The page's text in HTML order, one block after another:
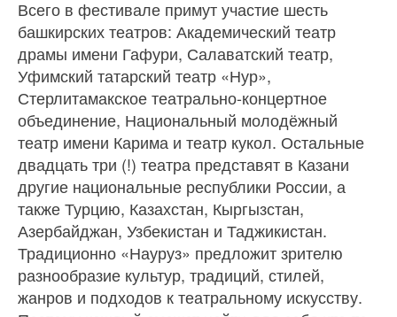
Всего в фестивале примут участие шесть
башкирских театров: Академический те­атр
драмы имени Гафури, Салаватский театр,
Уфимский татарский театр «Нур»,
Стерлитамакское театрально-концертное
объединение, Национальный молодёжный
театр имени Карима и театр кукол. Осталь­ные
двадцать три (!) театра представят в Казани
другие национальные респу­блики России, а
также Турцию, Казахстан, Кыргызстан,
Азербайджан, Узбекистан и Таджикистан.
Традиционно «Науруз» предложит зри­телю
разнообразие культур, традиций, стилей,
жанров и подходов к театральному искусству.